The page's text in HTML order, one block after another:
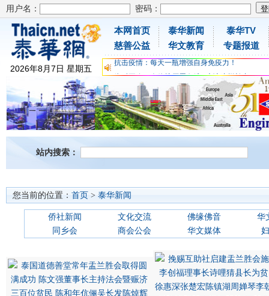
用户名： 密码：
2026年8月7日 星期五
本网首页
慈善公益
泰华新闻
华文教育
泰华TV
专题报道
为时不晚，人体胶原蛋白维C应该这样补充
关爱儿童健康，免费领取日本原装尤妮佳超立体
抗击疫情：每天一瓶增强自身免疫力！
为时不晚，人体胶原蛋白维C应该这样补充
关爱儿童健康，免费领取日本原装尤妮佳超立体
抗击疫情：每天一瓶增强自身免疫力！
站内搜索：
您当前的位置： 首页 > 泰华新闻
侨社新闻 文化交流 佛缘佛音
华
同乡会
商会公会 华文媒体